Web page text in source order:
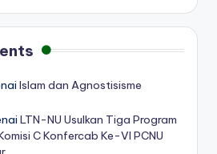
Islam dan Agnostisisme
LTN-NU Usulkan Tiga Program
C Konfercab Ke-VI PCNU